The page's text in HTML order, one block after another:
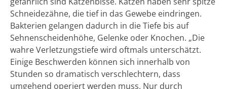
Schneidezähne, die tief in das Gewebe eindringen.
Bakterien gelangen dadurch in die Tiefe bis auf
Sehnenscheidenhöhe, Gelenke oder Knochen. „Die
wahre Verletzungstiefe wird oftmals unterschätzt.
Einige Beschwerden können sich innerhalb von
Stunden so dramatisch verschlechtern, dass
umgehend operiert werden muss. Nur durch